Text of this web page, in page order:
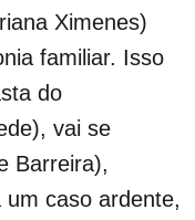
Ximenes)
familiar. Isso
do
vai se
Barreira),
caso ardente,